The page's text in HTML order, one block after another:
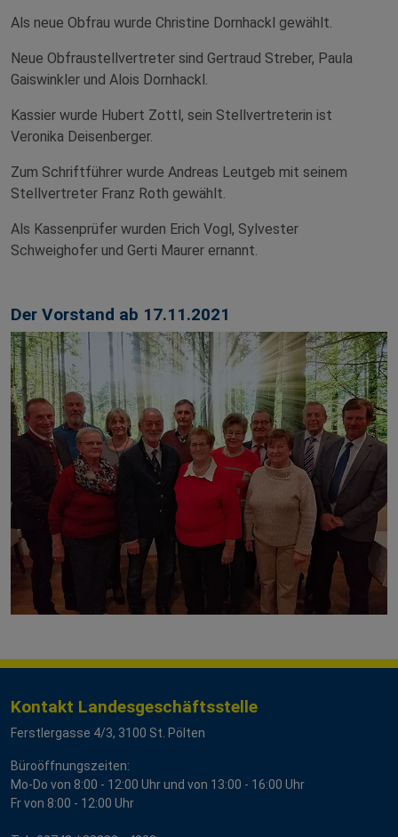
Als neue Obfrau wurde Christine Dornhackl gewählt.
Neue Obfraustellvertreter sind Gertraud Streber, Paula
Gaiswinkler und Alois Dornhackl.
Kassier wurde Hubert Zottl, sein Stellvertreterin ist
Veronika Deisenberger.
Zum Schriftführer wurde Andreas Leutgeb mit seinem
Stellvertreter Franz Roth gewählt.
Als Kassenprüfer wurden Erich Vogl, Sylvester
Schweighofer und Gerti Maurer ernannt.
Der Vorstand ab 17.11.2021
Kontakt Landesgeschäftsstelle
Ferstlergasse 4/3, 3100 St. Pölten
Büroöffnungszeiten:
Mo-Do von 8:00 - 12:00 Uhr und von 13:00 - 16:00 Uhr
Fr von 8:00 - 12:00 Uhr